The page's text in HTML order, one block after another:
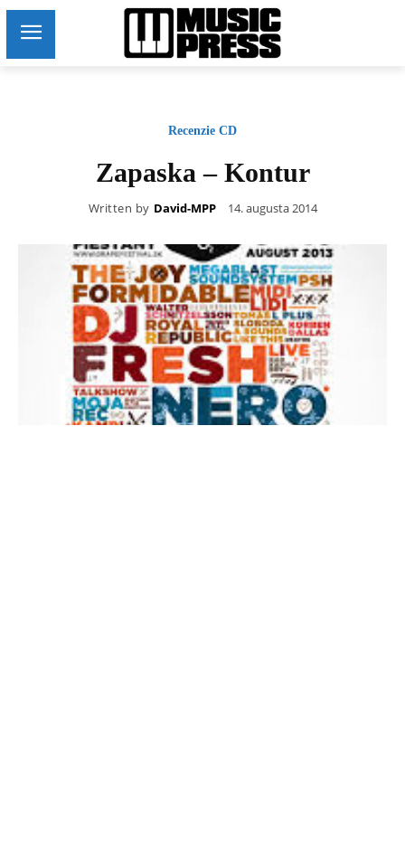
Recenzie CD
Zapaska – Kontur
Written by David-MPP 14. augusta 2014